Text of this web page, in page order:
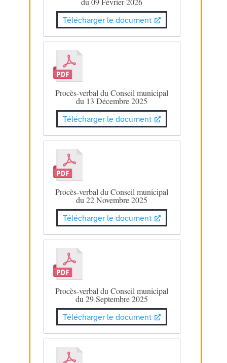
Télécharger le document
Procès-verbal du Conseil municipal
du 13 Décembre 2025
Télécharger le document
Procès-verbal du Conseil municipal
du 22 Novembre 2025
Télécharger le document
Procès-verbal du Conseil municipal
du 29 Septembre 2025
Télécharger le document